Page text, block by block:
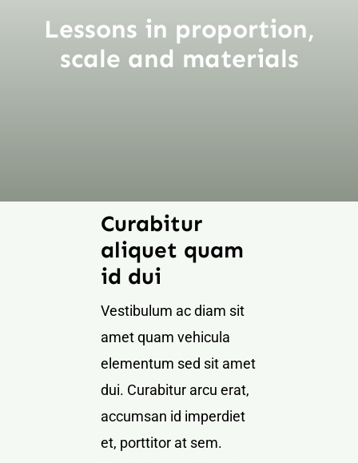
Lessons in proportion,
scale and materials
Curabitur
aliquet quam
id dui
Vestibulum ac diam sit
amet quam vehicula
elementum sed sit amet
dui. Curabitur arcu erat,
accumsan id imperdiet
et, porttitor at sem.